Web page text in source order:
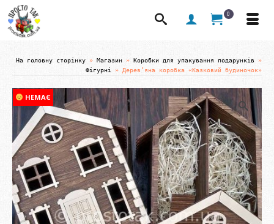
0
На головну сторінку » Магазин » Коробки для упакування подарунків
»
Фігурні
» Дерев’яна коробка «Казковий будиночок»
НЕМАЄ